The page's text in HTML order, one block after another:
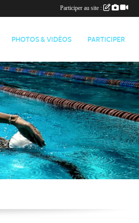
PHOTOS & VIDÉOS PARTICIPER
Participer au site :